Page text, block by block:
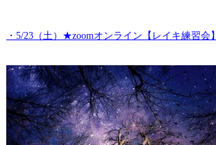
・5/23（土）★zoomオンライン【レイキ練習会】